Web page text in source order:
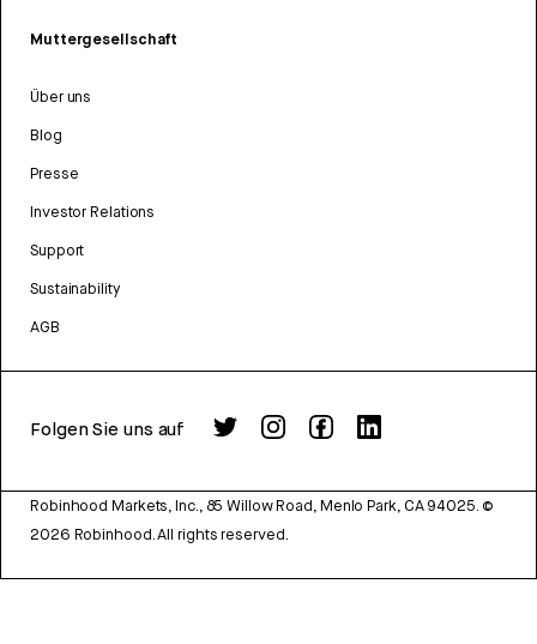
Muttergesellschaft
Über uns
Blog
Presse
Investor Relations
Support
Sustainability
AGB
Folgen Sie uns auf
Robinhood Markets, Inc., 85 Willow Road, Menlo Park, CA 94025. ©
2026 Robinhood. All rights reserved.